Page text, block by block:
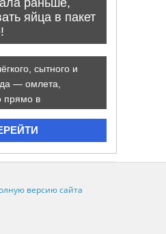
версию сайта